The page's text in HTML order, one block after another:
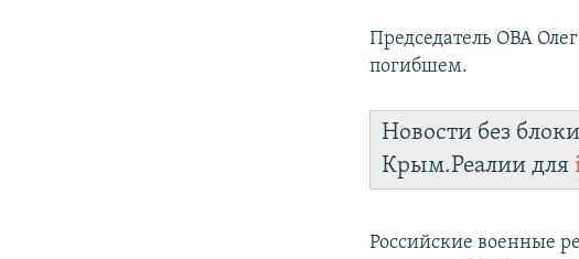
Председатель ОВА
погибшем.
Новости без
Крым.Реалии для
Российские военные